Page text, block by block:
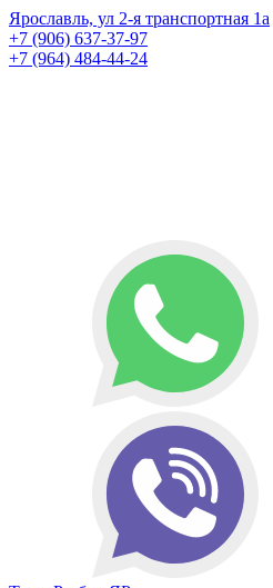
Ярославль, ул 2-я транспортная 1а
+7 (906) 637-37-97
+7 (964) 484-44-24